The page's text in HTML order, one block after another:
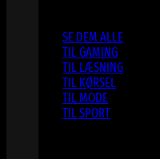
SE DEM ALLE
TIL GAMING
TIL LÆSNING
TIL KØRSEL
TIL MODE
TIL SPORT